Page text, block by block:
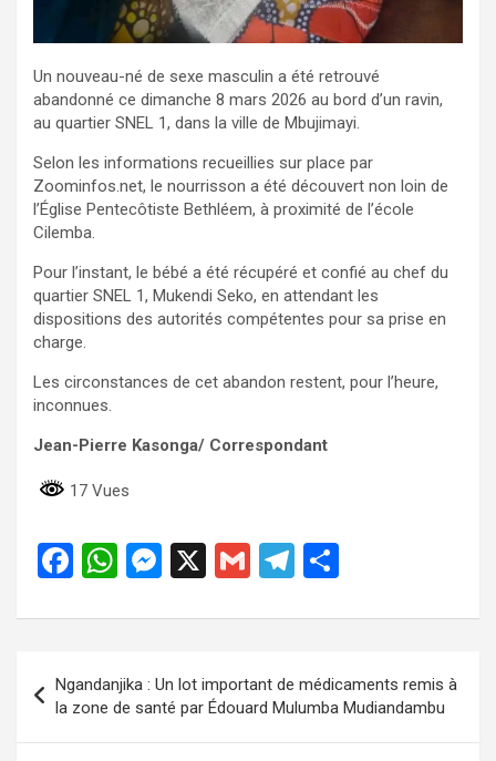
Un nouveau-né de sexe masculin a été retrouvé
abandonné ce dimanche 8 mars 2026 au bord d’un ravin,
au quartier SNEL 1, dans la ville de Mbujimayi.
Selon les informations recueillies sur place par
Zoominfos.net, le nourrisson a été découvert non loin de
l’Église Pentecôtiste Bethléem, à proximité de l’école
Cilemba.
Pour l’instant, le bébé a été récupéré et confié au chef du
quartier SNEL 1, Mukendi Seko, en attendant les
dispositions des autorités compétentes pour sa prise en
charge.
Les circonstances de cet abandon restent, pour l’heure,
inconnues.
Jean-Pierre Kasonga/ Correspondant
17 Vues
F
ce
o
o
W
at
s
A
p
M
se
n
g
er
X
G
ail
T
e
gr
a
m
ta
er
de
l’article
Ngandanjika : Un lot important de médicaments remis à
la zone de santé par Édouard Mulumba Mudiandambu